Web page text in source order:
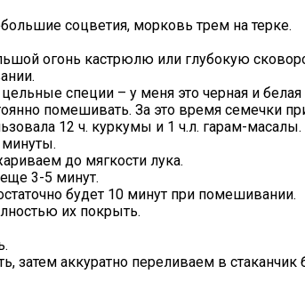
соцветия, морковь трем на терке.
огонь кастрюлю или глубокую
специи – у меня это черная и белая
помешивать. За это время семечки
12 ч. куркумы и 1 ч.л. гарам-масалы.
до мягкости лука.
3-5 минут.
будет 10 минут при помешивании.
их покрыть.
затем аккуратно переливаем в